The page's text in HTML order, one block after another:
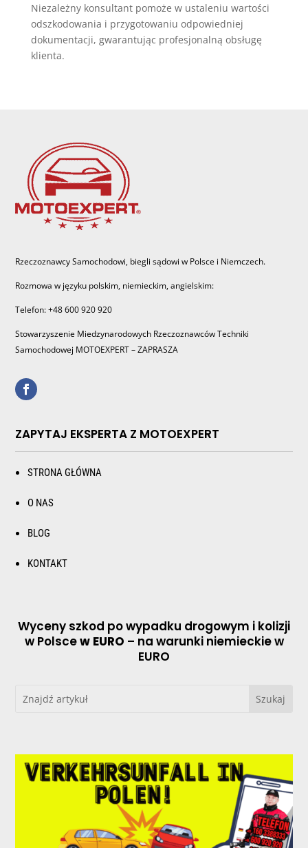
Niezależny konsultant pomoże w ustaleniu wartości
odszkodowania i przygotowaniu odpowiedniej
dokumentacji, gwarantując profesjonalną obsługę
klienta.
Rzeczoznawcy Samochodowi, biegli sądowi w Polsce i Niemczech.
Rozmowa w języku polskim, niemieckim, angielskim:
Telefon: +48 600 920 920
Stowarzyszenie Miedzynarodowych Rzeczoznawców Techniki
Samochodowej MOTOEXPERT – ZAPRASZA
ZAPYTAJ EKSPERTA Z MOTOEXPERT
STRONA GŁÓWNA
O NAS
BLOG
KONTAKT
Wyceny szkod po wypadku drogowym i kolizji
w Polscew EURO – na warunki niemieckie w
EURO